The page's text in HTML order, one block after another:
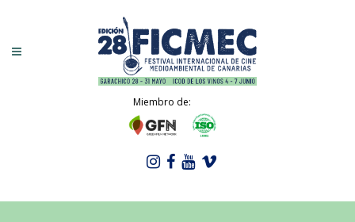
Miembro de: